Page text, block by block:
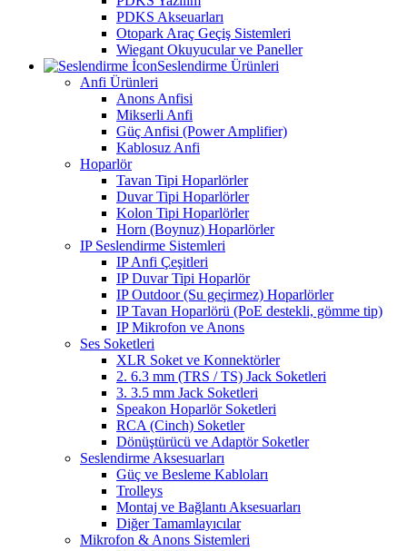
PDKS Akseuarları
Otopark Araç Geçiş Sistemleri
Wiegant Okuyucular ve Paneller
Seslendirme Ürünleri
Anfi Ürünleri
Anons Anfisi
Mikserli Anfi
Güç Anfisi (Power Amplifier)
Kablosuz Anfi
Hoparlör
Tavan Tipi Hoparlörler
Duvar Tipi Hoparlörler
Kolon Tipi Hoparlörler
Horn (Boynuz) Hoparlörler
IP Seslendirme Sistemleri
IP Anfi Çeşitleri
IP Duvar Tipi Hoparlör
IP Outdoor (Su geçirmez) Hoparlörler
IP Tavan Hoparlörü (PoE destekli, gömme tip)
IP Mikrofon ve Anons
Ses Soketleri
XLR Soket ve Konnektörler
2. 6.3 mm (TRS / TS) Jack Soketleri
3. 3.5 mm Jack Soketleri
Speakon Hoparlör Soketleri
RCA (Cinch) Soketler
Dönüştürücü ve Adaptör Soketler
Seslendirme Aksesuarları
Güç ve Besleme Kabloları
Trolleys
Montaj ve Bağlantı Aksesuarları
Diğer Tamamlayıcılar
Mikrofon & Anons Sistemleri